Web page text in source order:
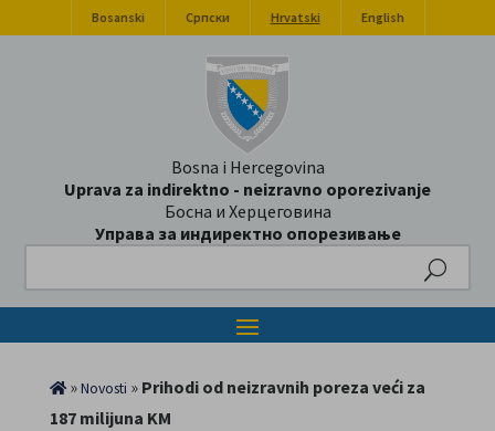
Bosanski Српски Hrvatski English
Bosna i Hercegovina
Uprava za indirektno - neizravno oporezivanje
Босна и Херцеговина
Управа за индиректно опорезивање
»Novosti » Prihodi od neizravnih poreza veći za
187 milijuna KM